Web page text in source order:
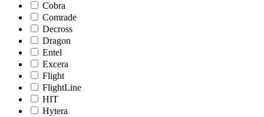
Cobra
Comrade
Decross
Dragon
Entel
Excera
Flight
FlightLine
HIT
Hytera